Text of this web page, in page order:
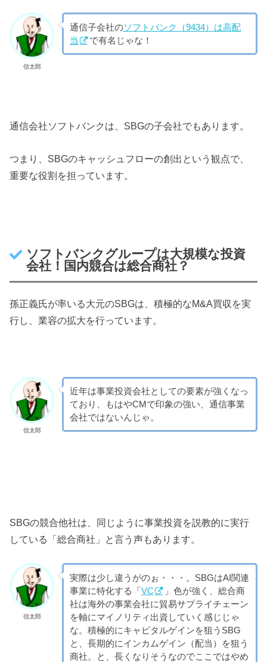
信太郎
通信子会社のソフトバンク（9434）は高配
当
で有名じゃな！
通信会社ソフトバンクは、SBGの子会社でもあります。
つまり、SBGのキャッシュフローの創出という観点で、
重要な役割を担っています。
ソフトバンクグループは大規模な投資
会社！国内競合は総合商社？
孫正義氏が率いる大元のSBGは、積極的なM&A買収を実
行し、業容の拡大を行っています。
信太郎
近年は事業投資会社としての要素が強くなっ
ており、もはやCMで印象の強い、通信事業
会社ではないんじゃ。
SBGの競合他社は、同じように事業投資を説教的に実行
している「総合商社」と言う声もあります。
信太郎
実際は少し違うがのぉ・・・。SBGはAI関連
事業に特化する「VC
」色が強く、総合商
社は海外の事業会社に貿易サプライチェーン
を軸にマイノリティ出資していく感じじゃ
な。積極的にキャピタルゲインを狙うSBG
と、長期的にインカムゲイン（配当）を狙う
商社。と、長くなりそうなのでここではやめ